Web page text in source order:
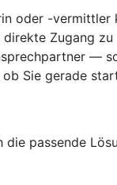
oder -vermittler
direkte Zugang
—
Sie gerade
die passende